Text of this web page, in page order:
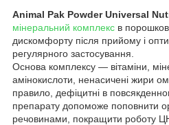
Animal Pak Powder Universal
мінеральний комплекс в
дискомфорту після прийому і
регулярного застосування.
Основа комплексу — вітаміни,
амінокислоти, ненасичені жири
правило, дефіцитні в
препарату допоможе поповнити
речовинами, покращити роботу